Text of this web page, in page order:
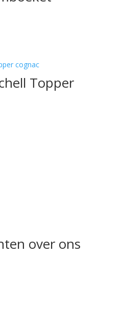
Topper
over ons